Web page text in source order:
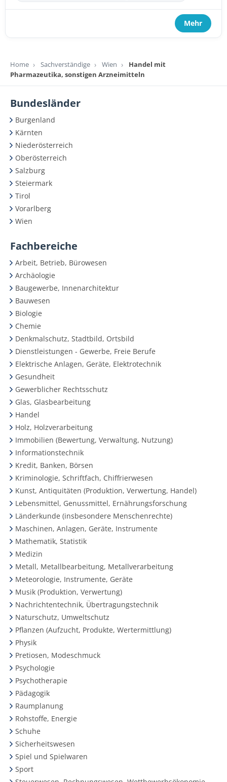
Mehr
Home Sachverständige Wien
Handel mit
Pharmazeutika, sonstigen Arzneimitteln
Bundesländer
Burgenland
Kärnten
Niederösterreich
Oberösterreich
Salzburg
Steiermark
Tirol
Vorarlberg
Wien
Fachbereiche
Arbeit, Betrieb, Bürowesen
Archäologie
Baugewerbe, Innenarchitektur
Bauwesen
Biologie
Chemie
Denkmalschutz, Stadtbild, Ortsbild
Dienstleistungen - Gewerbe, Freie Berufe
Elektrische Anlagen, Geräte, Elektrotechnik
Gesundheit
Gewerblicher Rechtsschutz
Glas, Glasbearbeitung
Handel
Holz, Holzverarbeitung
Immobilien (Bewertung, Verwaltung, Nutzung)
Informationstechnik
Kredit, Banken, Börsen
Kriminologie, Schriftfach, Chiffrierwesen
Kunst, Antiquitäten (Produktion, Verwertung, Handel)
Lebensmittel, Genussmittel, Ernährungsforschung
Länderkunde (insbesondere Menschenrechte)
Maschinen, Anlagen, Geräte, Instrumente
Mathematik, Statistik
Medizin
Metall, Metallbearbeitung, Metallverarbeitung
Meteorologie, Instrumente, Geräte
Musik (Produktion, Verwertung)
Nachrichtentechnik, Übertragungstechnik
Naturschutz, Umweltschutz
Pflanzen (Aufzucht, Produkte, Wertermittlung)
Physik
Pretiosen, Modeschmuck
Psychologie
Psychotherapie
Pädagogik
Raumplanung
Rohstoffe, Energie
Schuhe
Sicherheitswesen
Spiel und Spielwaren
Sport